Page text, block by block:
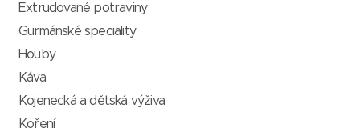
Extrudované potraviny
Gurmánské speciality
Houby
Káva
Kojenecká a dětská výživa
Koření